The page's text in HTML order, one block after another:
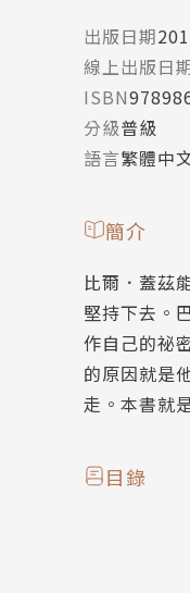
出版日期
線上出版日
ISBN
分級普級
語言繁體中
簡介
比爾．蓋茲
堅持下去。
作自己的祕
的原因就是
走。本書就
目錄